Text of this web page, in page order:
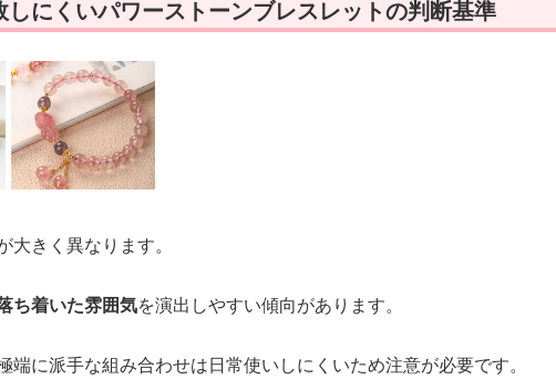
にくいパワーストーンブレスレットの判断基準
きく異なります。
ち着いた雰囲気を演出しやすい傾向があります。
に派手な組み合わせは日常使いしにくいため注意が必要です。